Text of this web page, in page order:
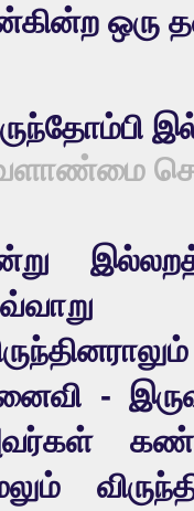
ஒரு
-